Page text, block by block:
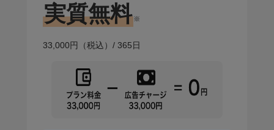
実質無料 ※
33,000円 （税込）/ 365日